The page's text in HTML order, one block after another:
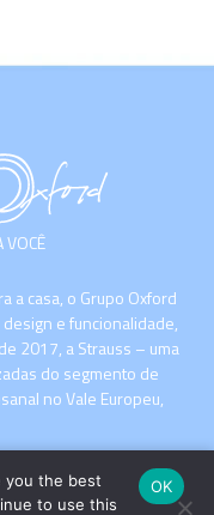
VOCÊ
a casa, o Grupo Oxford
e funcionalidade,
2017, a Strauss – uma
do segmento de
no Vale Europeu,
you the best
to use this
OK